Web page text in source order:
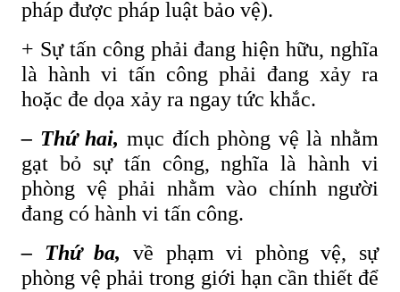
pháp được pháp luật bảo vệ).
+ Sự tấn công phải đang hiện hữu, nghĩa
là hành vi tấn công phải đang xảy ra
hoặc đe dọa xảy ra ngay tức khắc.
– Thứ hai, mục đích phòng vệ là nhằm
gạt bỏ sự tấn công, nghĩa là hành vi
phòng vệ phải nhằm vào chính người
đang có hành vi tấn công.
– Thứ ba, về phạm vi phòng vệ, sự
phòng vệ phải trong giới hạn cần thiết để